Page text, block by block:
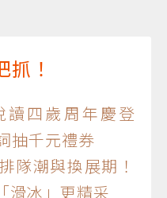
！
四歲周年慶登
抽千元禮券
潮與換展期！
滑冰」更精采